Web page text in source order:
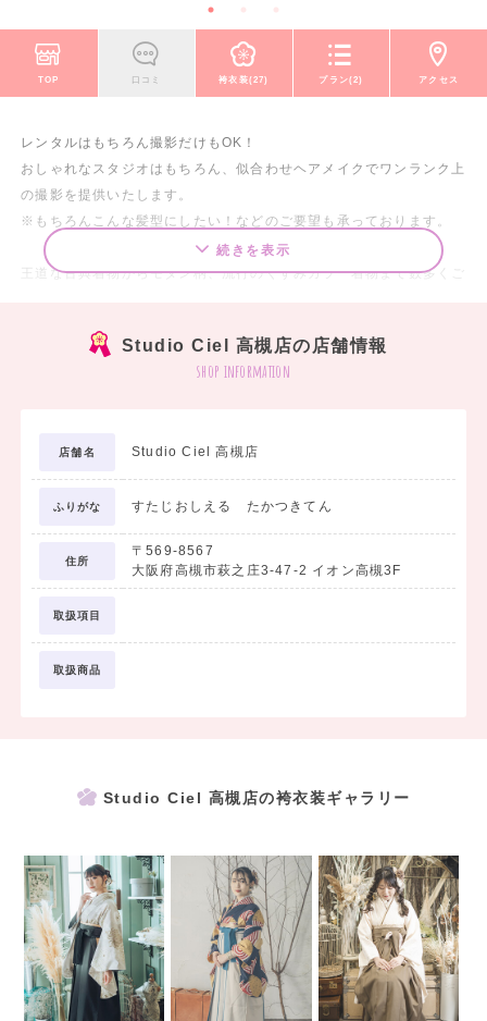
TOP 口コミ 袴衣装(27) プラン(2) アクセス
レンタルはもちろん撮影だけもOK！
おしゃれなスタジオはもちろん、似合わせヘアメイクでワンランク上
の撮影を提供いたします。
※もちろんこんな髪型にしたい！などのご要望も承っております。
王道な古典着物からモダン柄、流行のくすみカラー着物まで数多くご
用意させていただいております！
合わせ方がわからない…なんて方もスタッフにお気軽にご相談下さ
---------------------------------
卒業袴レンタル
スタジオシエルの超オトクな早期レンタル！
小学生＆大学生・専門学生用の衣装たくさんご用意あり◎
プラン価格 22,000円(税込)～
早期にレンタル成約するほどオトクだよ♪
11月～2月：5,000円OFF！ ※HCランク以上対象
・卒業袴レンタル(2泊3日)
セット内容：二尺袖・袴(ぼかし・刺繍入り/ノーブランド)・長襦
袢・重ね衿・半巾帯・草履・巾着・着付小物一式
・前撮り時の着付け(ヘアメイク含む)
続きを表示
Studio Ciel 高槻店の店舗情報
shop information
店舗名 Studio Ciel 高槻店
ふりがな すたじおしえる たかつきてん
住所
〒569-8567
大阪府高槻市萩之庄3-47-2 イオン高槻3F
取扱項目
取扱商品
Studio Ciel 高槻店の袴衣装ギャラリー